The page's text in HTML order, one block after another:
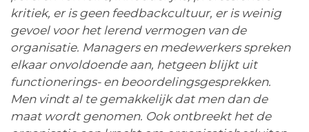
kritiek, er is geen feedbackcultuur, er is weinig
gevoel voor het lerend vermogen van de
organisatie. Managers en medewerkers spreken
elkaar onvoldoende aan, hetgeen blijkt uit
functionerings- en beoordelingsgesprekken.
Men vindt al te gemakkelijk dat men dan de
maat wordt genomen. Ook ontbreekt het de